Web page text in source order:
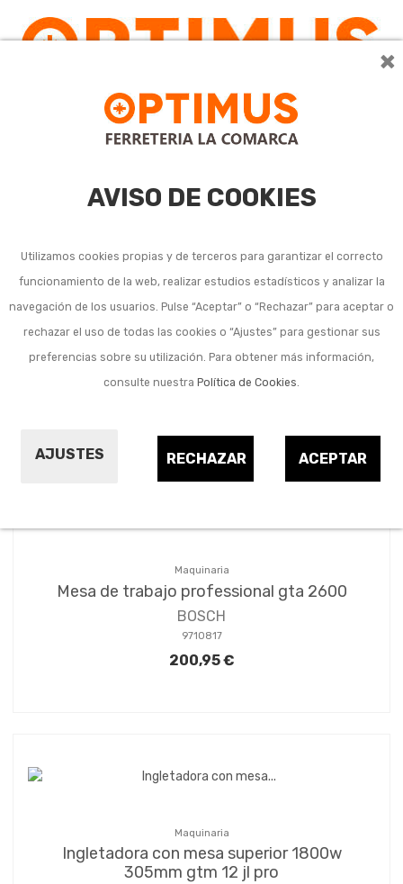
×
AVISO DE COOKIES
Utilizamos cookies propias y de terceros para garantizar el correcto
funcionamiento de la web, realizar estudios estadísticos y analizar la
navegación de los usuarios. Pulse “Aceptar” o “Rechazar” para aceptar o
rechazar el uso de todas las cookies o “Ajustes” para gestionar sus
preferencias sobre su utilización. Para obtener más información,
consulte nuestra Política de Cookies.
AJUSTES ACEPTAR
RECHAZAR
Sierras ingletadora
eléctrica
Maquinaria
Mesa de trabajo professional gta 2600
BOSCH
9710817
200,95 €
Maquinaria
Ingletadora con mesa superior 1800w
305mm gtm 12 jl pro